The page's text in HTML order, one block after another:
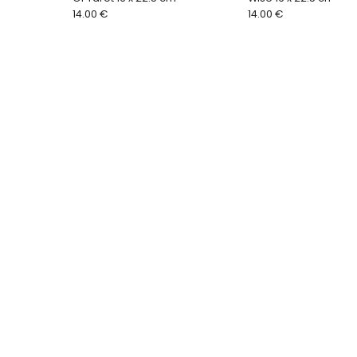
14.00 € 14.00 €